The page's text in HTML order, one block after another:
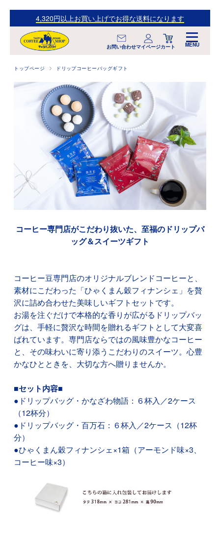
4,320円以上お買い上げでお得な送料になります
お問い合わせマイページカート
トップページ ドリップコーヒーバッグギフト
コーヒー専門店がこだわり抜いた、至福のドリップバ
ッグ＆スイーツギフト
コーヒー豆専門店のオリジナルブレンドコーヒーと、
素材にこだわった「ひゃくまん穀フィナンシェ」を贅
沢に詰め合わせた美味しいギフトセットです。
お湯を注ぐだけで本格的な香りが広がるドリップバッ
グは、手軽に贅沢な時間を贈れるギフトとして大変喜
ばれています。専門店ならではの風味豊かなコーヒー
と、その味わいに寄り添うこだわりのスイーツ。心豊
かなひとときを、大切な方へ贈りませんか。
■セット内容■
●ドリップバッグ・かなざわ物語：６杯入／2ケース
（12杯分）
●ドリップバッグ・百万石：６杯入／2ケース（12杯
分）
●ひゃくまん穀フィナンシェ×1箱（アーモンド味×3、
コーヒー味×3）